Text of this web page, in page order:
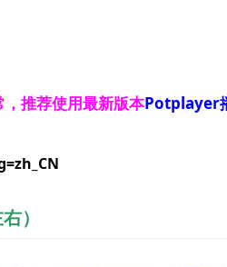
推荐使用最新版本Potplayer
）